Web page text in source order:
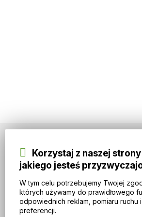
Informacje
VIP CLUB IMOTHEP carpbaits
O IMOTHEP carpbaits
Zasady i warunki
Ochrona danych osobowych
Korzystaj z naszej
jakiego jesteś
W tym celu potrzebujemy Twojej
których używamy do prawidłowego
odpowiednich reklam, pomiaru ruchu
preferencji.